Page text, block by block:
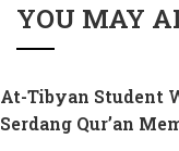
YOU MAY
At-Tibyan Student
Serdang Qur’an